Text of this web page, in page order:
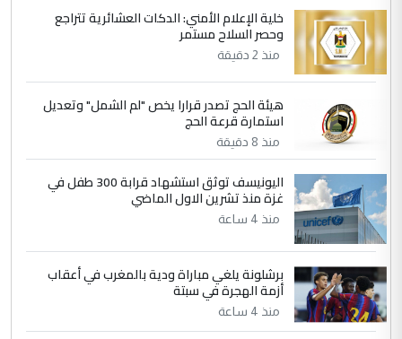
الموضوع :
الجواهري يرد على صدام حسين سل
مضجعيك يابن الزنا (نص كامل)
4
التعليق : واحد من عصابة علي ماما يسقط
جنسية الرافد الثالث للعراق ومن اصول عريقة
الموضوع :
الجواهري يرد على صدام حسين سل
مضجعيك يابن الزنا (نص كامل)
5
التعليق : تحياتي لك استاذ حامدتركان. كلام
دقيق ومسؤول؛ فالاستثمار الحقيقي للإنسان
وثروات البلد يعتمد على الكفاءة ...
خلية الإعلام الأمني: الدكات العشائرية تتراجع
وحصر السلاح مستمر
منذ 2 دقيقة
هيئة الحج تصدر قرارا يخص "لم الشمل" وتعديل
استمارة قرعة الحج
منذ 8 دقيقة
اليونيسف توثق استشهاد قرابة 300 طفل في
غزة منذ تشرين الاول الماضي
منذ 4 ساعة
برشلونة يلغي مباراة ودية بالمغرب في أعقاب
أزمة الهجرة في سبتة
منذ 4 ساعة